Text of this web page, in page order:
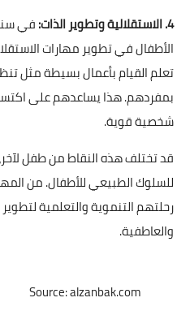
4. الاستقلالية وتطوير الذات:
في
الأطفال في تطوير مهارات
تعلم القيام بأعمال بسيطة مثل
بمفردهم. هذا يساعدهم على
شخصية قوية.
قد تختلف هذه النقاط من طفل
للسلوك الطبيعي للأطفال. من
رحلتهم التنموية والتعلمية
والعاطفية.
Source: alzanbak.com